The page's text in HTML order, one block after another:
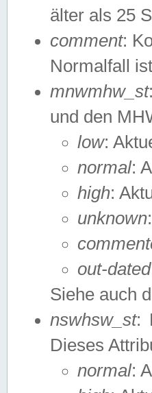
älter als 25
comment:
Normalfall
mnwmhw_st
und den
low:
normal:
high:
unknown
out-dated
Siehe auch
nswhsw_st:
Dieses
normal: